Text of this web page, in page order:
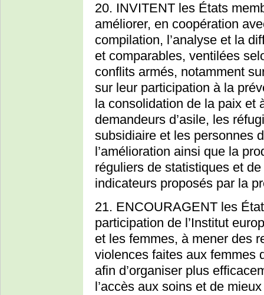
20. INVITENT les États
améliorer, en coopération
compilation, l’analyse et la
et comparables, ventilées
conflits armés, notamment
sur leur participation à la
la consolidation de la paix et
demandeurs d’asile, les
subsidiaire et les personnes
l’amélioration ainsi que la
réguliers de statistiques et
indicateurs proposés par la
21. ENCOURAGENT les
participation de l’Institut
et les femmes, à mener des
violences faites aux femmes
afin d’organiser plus
l’accès aux soins et de